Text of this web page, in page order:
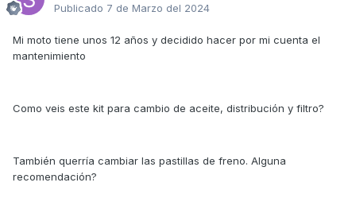
Publicado 7 de Marzo del 2024
Mi moto tiene unos 12 años y decidido hacer por mi cuenta el
mantenimiento
Como veis este kit para cambio de aceite, distribución y filtro?
También querría cambiar las pastillas de freno. Alguna
recomendación?